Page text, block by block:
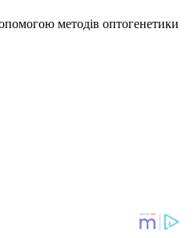
методів оптогенетики